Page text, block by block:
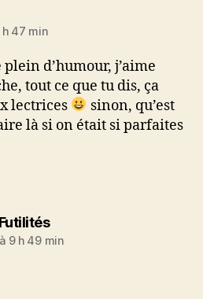
47 min
d’humour, j’aime
tout ce que tu dis, ça
lectrices
sinon, qu’est
là si on était si parfaites
dit :
9 h 49 min